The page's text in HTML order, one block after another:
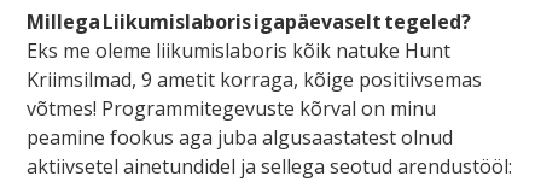
Millega Liikumislaboris igapäevaselt tegeled?
Eks me oleme liikumislaboris kõik natuke Hunt
Kriimsilmad, 9 ametit korraga, kõige positiivsemas
võtmes! Programmitegevuste kõrval on minu
peamine fookus aga juba algusaastatest olnud
aktiivsetel ainetundidel ja sellega seotud arendustööl: